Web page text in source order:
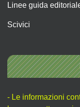
Linee guida
Scivici
- Le informazioni